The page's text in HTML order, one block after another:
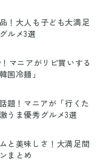
！大人も子ども大満足
ルメ3選
マニアがリピ買いする
国冷麺」
題！マニアが「行くた
うま優秀グルメ3選
と美味しさ！大満足間
まとめ